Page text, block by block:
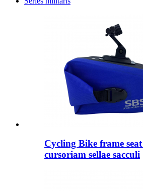
Cycling Bike frame
cursoriam sellae sacculi